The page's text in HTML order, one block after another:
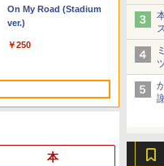
Xiaomi シャオミ REDMI
Buds 8 Lite ワイヤレス
ノイズキャンセリング
On My Road (Stadium
ver.)
￥250
本